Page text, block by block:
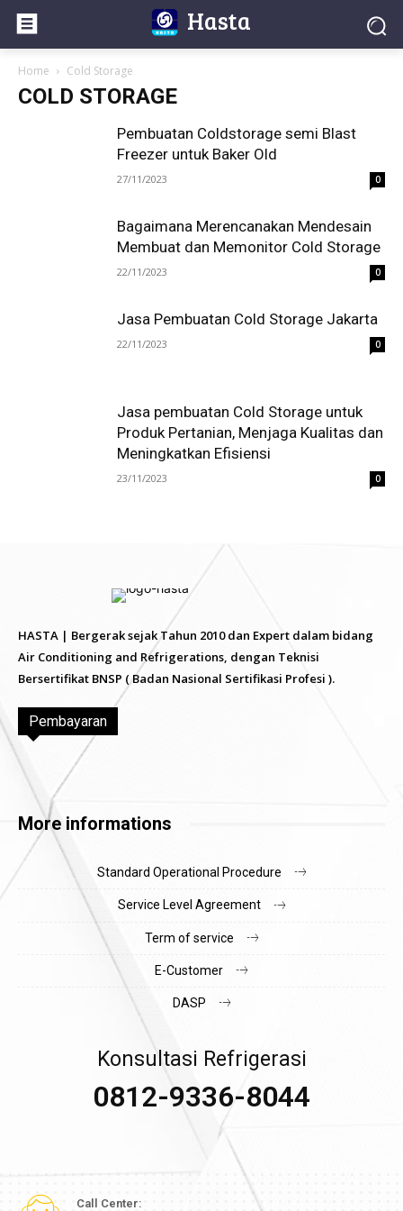
Hasta
Home Cold Storage
COLD STORAGE
Pembuatan Coldstorage semi Blast
Freezer untuk Baker Old
27/11/2023 0
Bagaimana Merencanakan Mendesain
Membuat dan Memonitor Cold Storage
22/11/2023 0
Jasa Pembuatan Cold Storage Jakarta
22/11/2023 0
Jasa pembuatan Cold Storage untuk
Produk Pertanian, Menjaga Kualitas dan
Meningkatkan Efisiensi
23/11/2023 0
HASTA | Bergerak sejak Tahun 2010 dan Expert dalam bidang
Air Conditioning and Refrigerations, dengan Teknisi
Bersertifikat BNSP ( Badan Nasional Sertifikasi Profesi ).
Pembayaran
More informations
Standard Operational Procedure
Service Level Agreement
Term of service
E-Customer
DASP
Konsultasi Refrigerasi
0812-9336-8044
Call Center: